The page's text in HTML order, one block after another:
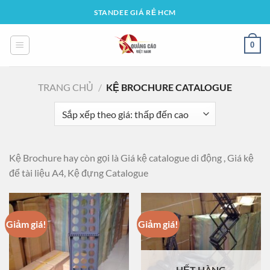
qua
nội
dung
STANDEE GIÁ RẺ HCM
0
TRANG CHỦ / KỆ BROCHURE CATALOGUE
Kệ Brochure hay còn gọi là Giá kệ catalogue di động , Giá kệ
để tài liệu A4, Kệ đựng Catalogue
Giảm giá! Giảm giá!